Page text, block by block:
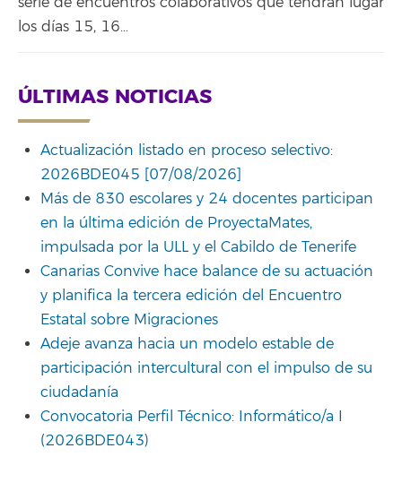
los días 15, 16…
ÚLTIMAS NOTICIAS
Actualización listado en proceso selectivo:
2026BDE045 [07/08/2026]
Más de 830 escolares y 24 docentes participan
en la última edición de ProyectaMates,
impulsada por la ULL y el Cabildo de Tenerife
Canarias Convive hace balance de su actuación
y planifica la tercera edición del Encuentro
Estatal sobre Migraciones
Adeje avanza hacia un modelo estable de
participación intercultural con el impulso de su
ciudadanía
Convocatoria Perfil Técnico: Informático/a I
(2026BDE043)